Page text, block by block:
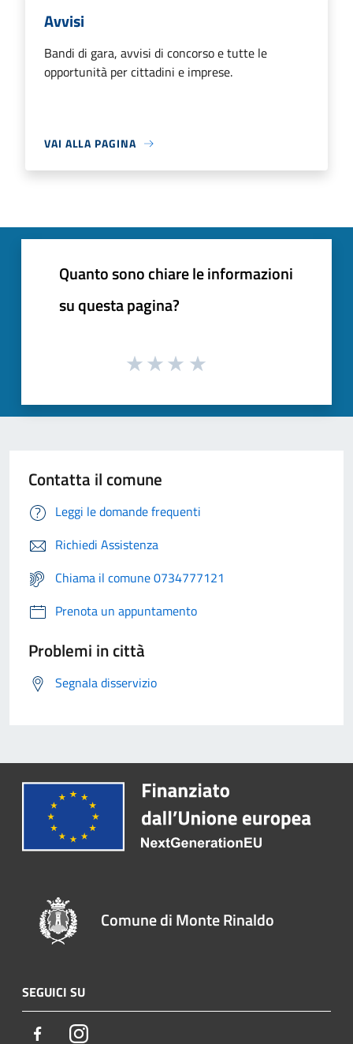
Avvisi
Bandi di gara, avvisi di concorso e tutte le
opportunità per cittadini e imprese.
VAI ALLA PAGINA
Quanto sono chiare le informazioni
su questa pagina?
Contatta il comune
Leggi le domande frequenti
Richiedi Assistenza
Chiama il comune 0734777121
Prenota un appuntamento
Problemi in città
Segnala disservizio
Comune di Monte Rinaldo
SEGUICI SU
FacebookInstagram